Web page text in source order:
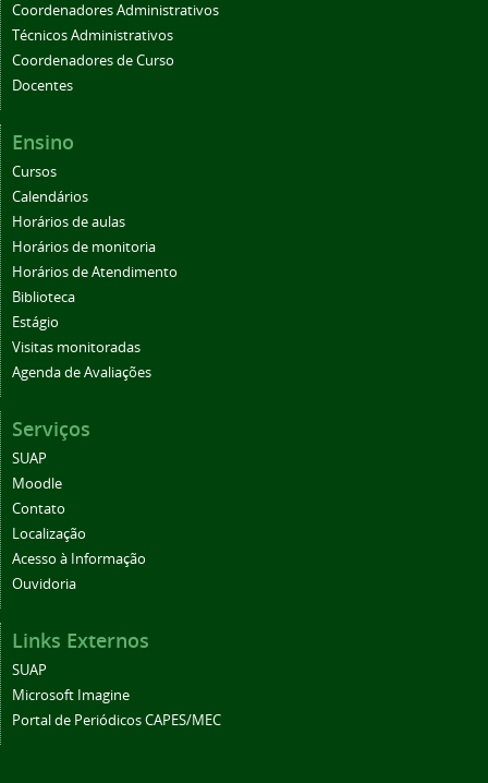
Coordenadores Administrativos
Técnicos Administrativos
Coordenadores de Curso
Docentes
Ensino
Cursos
Calendários
Horários de aulas
Horários de monitoria
Horários de Atendimento
Biblioteca
Estágio
Visitas monitoradas
Agenda de Avaliações
Serviços
SUAP
Moodle
Contato
Localização
Acesso à Informação
Ouvidoria
Links Externos
SUAP
Microsoft Imagine
Portal de Periódicos CAPES/MEC